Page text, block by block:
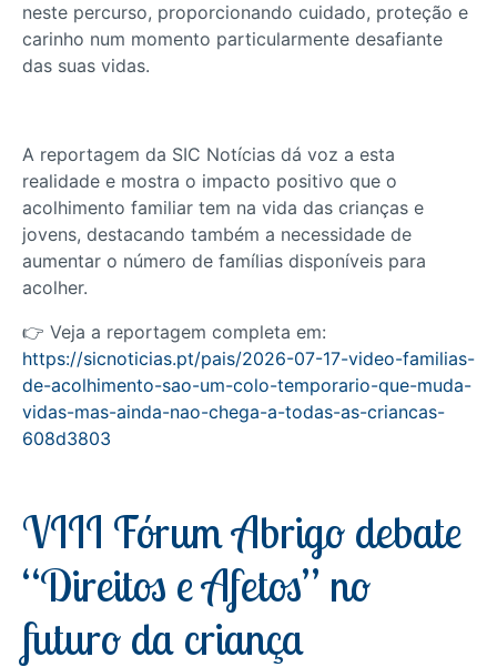
neste percurso, proporcionando cuidado, proteção e
carinho num momento particularmente desafiante
das suas vidas.
A reportagem da SIC Notícias dá voz a esta
realidade e mostra o impacto positivo que o
acolhimento familiar tem na vida das crianças e
jovens, destacando também a necessidade de
aumentar o número de famílias disponíveis para
acolher.
👉 Veja a reportagem completa em:
https://sicnoticias.pt/pais/2026-07-17-video-familias-
de-acolhimento-sao-um-colo-temporario-que-muda-
vidas-mas-ainda-nao-chega-a-todas-as-criancas-
608d3803
VIII Fórum Abrigo debate
“Direitos e Afetos” no
futuro da criança